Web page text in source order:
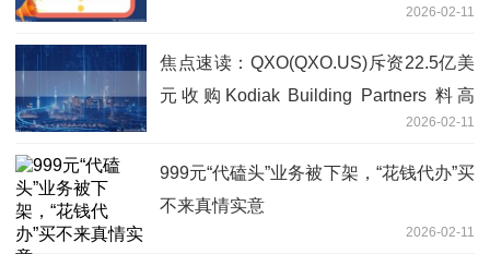
2026-02-11
焦点速读：QXO(QXO.US)斥资22.5亿美
元收购Kodiak Building Partners 料高
2026-02-11
999元“代磕头”业务被下架，“花钱代办”买
不来真情实意
2026-02-11